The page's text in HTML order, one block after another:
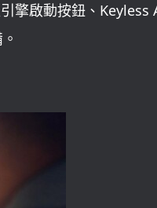
擎啟動按鈕、Keyless